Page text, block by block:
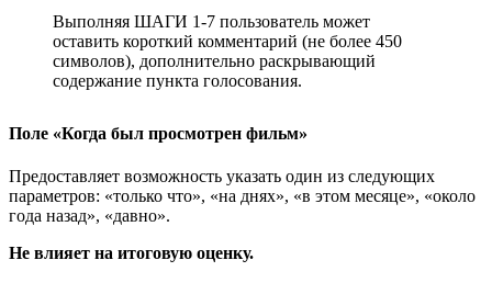
Выполняя ШАГИ 1-7 пользователь может
оставить короткий комментарий (не более 450
символов), дополнительно раскрывающий
содержание пункта голосования.
Поле «Когда был просмотрен фильм»
Предоставляет возможность указать один из следующих
параметров: «только что», «на днях», «в этом месяце», «около
года назад», «давно».
Не влияет на итоговую оценку.